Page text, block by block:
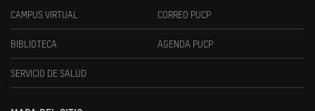
CAMPUS VIRTUAL CORREO PUCP
BIBLIOTECA AGENDA PUCP
SERVICIO DE SALUD